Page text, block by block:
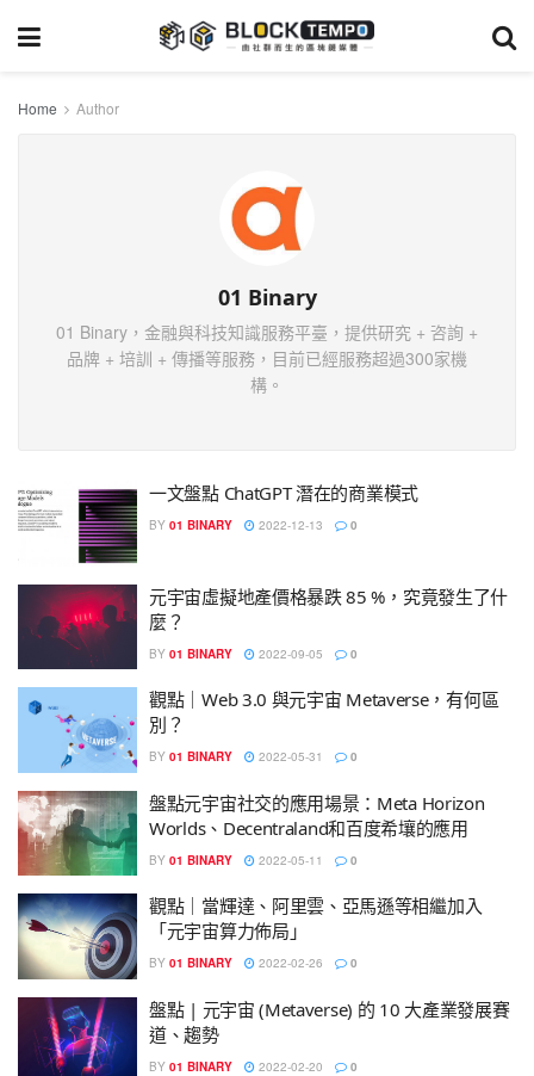
Home Author
01 Binary
01 Binary，金融與科技知識服務平臺，提供研究 + 咨詢 +
品牌 + 培訓 + 傳播等服務，目前已經服務超過300家機
構。
一文盤點 ChatGPT 潛在的商業模式
BY 01 BINARY 2022-12-13 0
元宇宙虛擬地產價格暴跌 85 %，究竟發生了什
麼？
BY 01 BINARY 2022-09-05 0
觀點｜Web 3.0 與元宇宙 Metaverse，有何區
別？
BY 01 BINARY 2022-05-31 0
盤點元宇宙社交的應用場景：Meta Horizon
Worlds、Decentraland和百度希壤的應用
BY 01 BINARY 2022-05-11 0
觀點｜當輝達、阿里雲、亞馬遜等相繼加入
「元宇宙算力佈局」
BY 01 BINARY 2022-02-26 0
盤點 | 元宇宙 (Metaverse) 的 10 大產業發展賽
道、趨勢
BY 01 BINARY 2022-02-20 0